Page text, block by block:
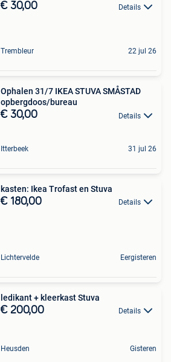
€ 30,00 Details
Trembleur 22 jul 26
Ophalen 31/7 IKEA STUVA SMÅSTAD
opbergdoos/bureau
€ 30,00 Details
Itterbeek 31 jul 26
kasten: Ikea Trofast en Stuva
€ 180,00 Details
Lichtervelde Eergisteren
ledikant + kleerkast Stuva
€ 200,00 Details
Heusden Gisteren